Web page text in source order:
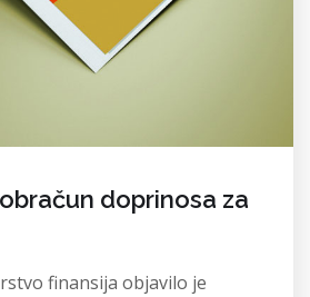
doprinosa za
finansija objavilo je